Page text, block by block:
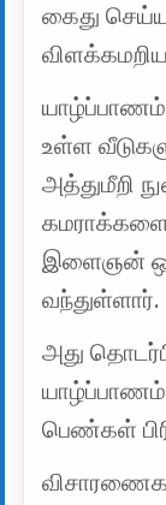
கைது
யாழ்ப்பாணம்
உள்ள
அத்துமீறி
இளைஞன்
வந்துள்ளார்.
அது
யாழ்ப்பாணம்
பெண்கள்